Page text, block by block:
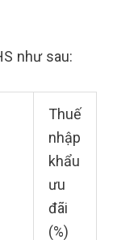
như sau:
Thuế
nhập
khẩu
ưu
đãi
(%)